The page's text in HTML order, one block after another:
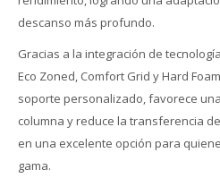
descanso más profundo.
Gracias a la integración de
Eco Zoned, Comfort Grid y Hard
soporte personalizado, favorece
columna y reduce la transferencia
en una excelente opción para
gama.